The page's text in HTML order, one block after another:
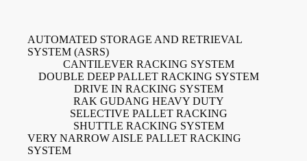
AUTOMATED STORAGE AND RETRIEVAL
SYSTEM (ASRS)
CANTILEVER RACKING SYSTEM
DOUBLE DEEP PALLET RACKING SYSTEM
DRIVE IN RACKING SYSTEM
RAK GUDANG HEAVY DUTY
SELECTIVE PALLET RACKING
SHUTTLE RACKING SYSTEM
VERY NARROW AISLE PALLET RACKING
SYSTEM